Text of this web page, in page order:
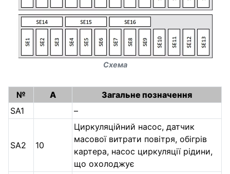
Схема
№ А
Загальне позначення
SA1
–
SA2 10
Циркуляційний насос, датчик
масової витрати повітря, обігрів
картера, насос циркуляції рідини,
що охолоджує